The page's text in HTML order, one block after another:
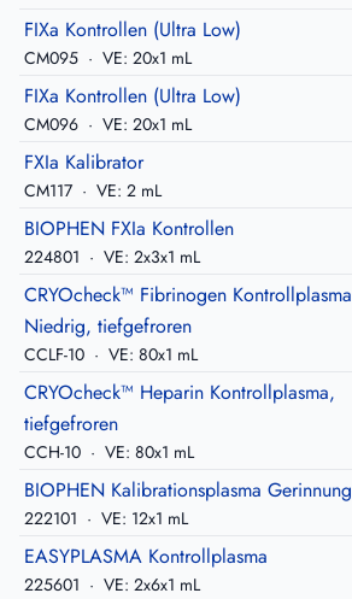
FIXa Kontrollen (Ultra Low)
CM095 · VE: 20x1 mL
FIXa Kontrollen (Ultra Low)
CM096 · VE: 20x1 mL
FXIa Kalibrator
CM117 · VE: 2 mL
BIOPHEN FXIa Kontrollen
224801 · VE: 2x3x1 mL
CRYOcheck™ Fibrinogen Kontrollplasma
Niedrig, tiefgefroren
CCLF-10 · VE: 80x1 mL
CRYOcheck™ Heparin Kontrollplasma,
tiefgefroren
CCH-10 · VE: 80x1 mL
BIOPHEN Kalibrationsplasma Gerinnung
222101 · VE: 12x1 mL
EASYPLASMA Kontrollplasma
225601 · VE: 2x6x1 mL